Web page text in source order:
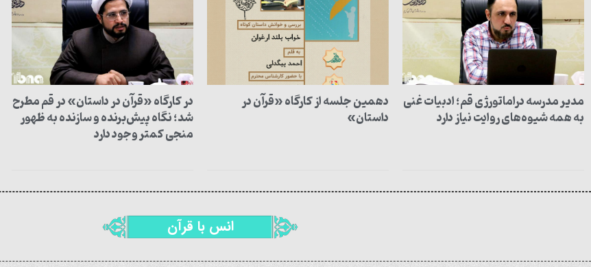
مدیر مدرسه دراماتورژی قم؛ ادبیات غنی
به همه شیوه‌های روایت نیاز دارد
دهمین جلسه از کارگاه «قرآن در
داستان»
در کارگاه «قرآن در داستان» در قم مطرح
شد؛ نگاه پیش‌برنده و سازنده به ظهور
منجی کمتر وجود دارد
انس با قرآن